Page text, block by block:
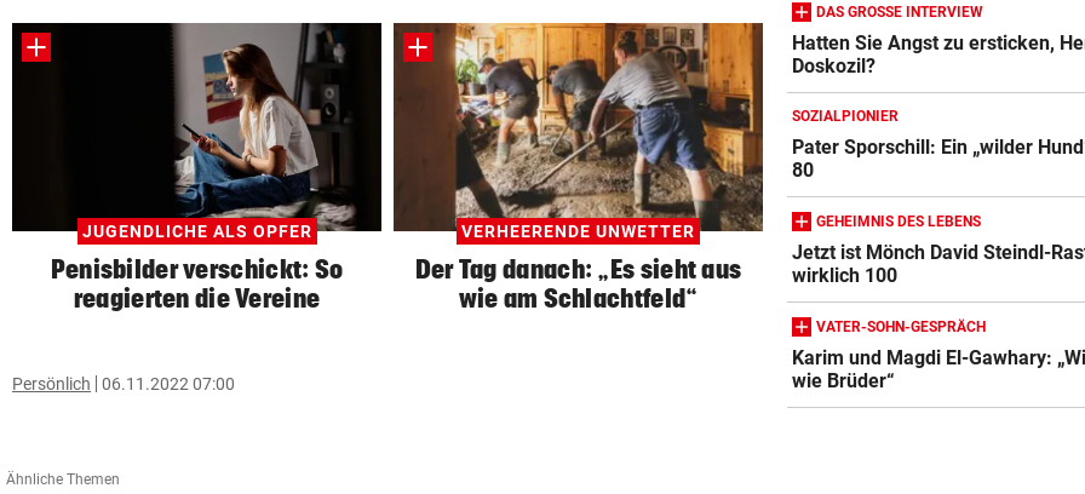
JUGENDLICHE ALS OPFER
Penisbilder verschickt: So
reagierten die Vereine
VERHEERENDE UNWETTER
Der Tag danach: „Es sieht aus
wie am Schlachtfeld“
Persönlich 06.11.2022 07:00
Ähnliche Themen
BUNDESLIGA IM TICKER vor 2
SCR Altach gegen WSG Tirol
19.30 Uhr LIVE
DAS GROSSE INTERVIEW
Hatten Sie Angst zu ersticken,
Doskozil?
SOZIALPIONIER
Pater Sporschill: Ein „wilder
80
GEHEIMNIS DES LEBENS
Jetzt ist Mönch David Steindl-
wirklich 100
VATER-SOHN-GESPRÄCH
Karim und Magdi El-Gawhary:
wie Brüder“